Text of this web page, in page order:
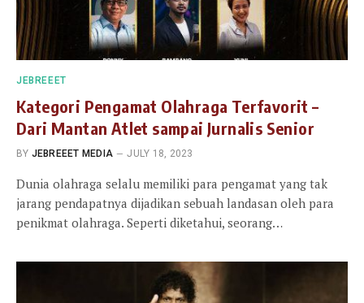
JEBREEET
Kategori Pengamat Olahraga Terfavorit –
Dari Mantan Atlet sampai Jurnalis Senior
BY JEBREEET MEDIA JULY 18, 2023
Dunia olahraga selalu memiliki para pengamat yang tak
jarang pendapatnya dijadikan sebuah landasan oleh para
penikmat olahraga. Seperti diketahui, seorang…